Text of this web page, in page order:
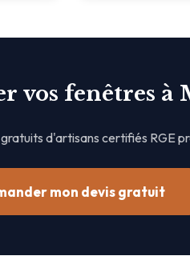
vos fenêtres à
d'artisans certifiés RGE
mon devis gratuit